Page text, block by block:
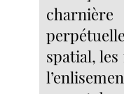
spatial,